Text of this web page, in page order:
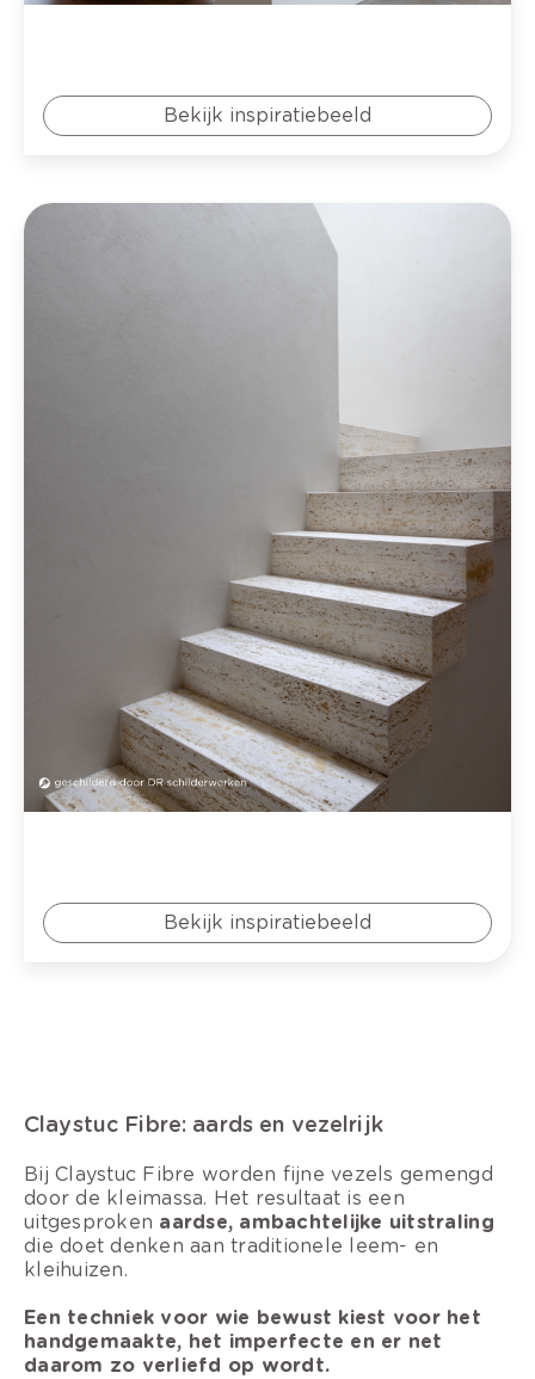
Bekijk inspiratiebeeld
Bekijk inspiratiebeeld
Claystuc Fibre: aards en vezelrijk
Bij Claystuc Fibre worden fijne vezels gemengd
door de kleimassa. Het resultaat is een
uitgesproken aardse, ambachtelijke uitstraling
die doet denken aan traditionele leem- en
kleihuizen.
Een techniek voor wie bewust kiest voor het
handgemaakte, het imperfecte en er net
daarom zo verliefd op wordt.